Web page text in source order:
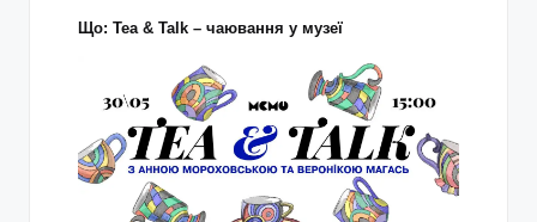
Що: Tea & Talk – чаювання у музеї